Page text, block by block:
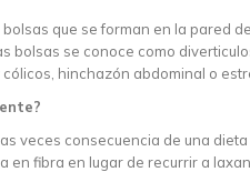
que se forman en la pared
bolsas se conoce como
hinchazón abdominal o
veces consecuencia de una
en fibra en lugar de recurrir a